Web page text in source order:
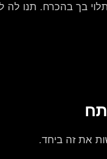
בך בהכרח. תנו לה
את זה ביחד.